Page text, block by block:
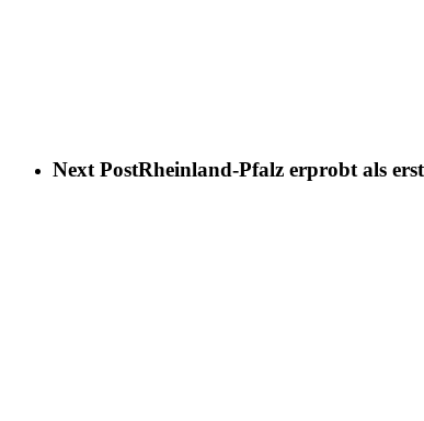
Next PostRheinland-Pfalz erprobt als